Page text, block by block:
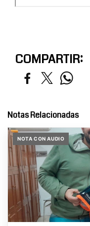
COMPARTIR:
Notas Relacionadas
NOTA CON AUDIO